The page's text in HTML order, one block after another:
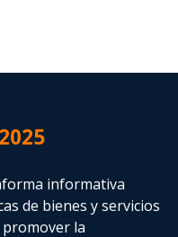
2025
informativa
de bienes y servicios
promover la